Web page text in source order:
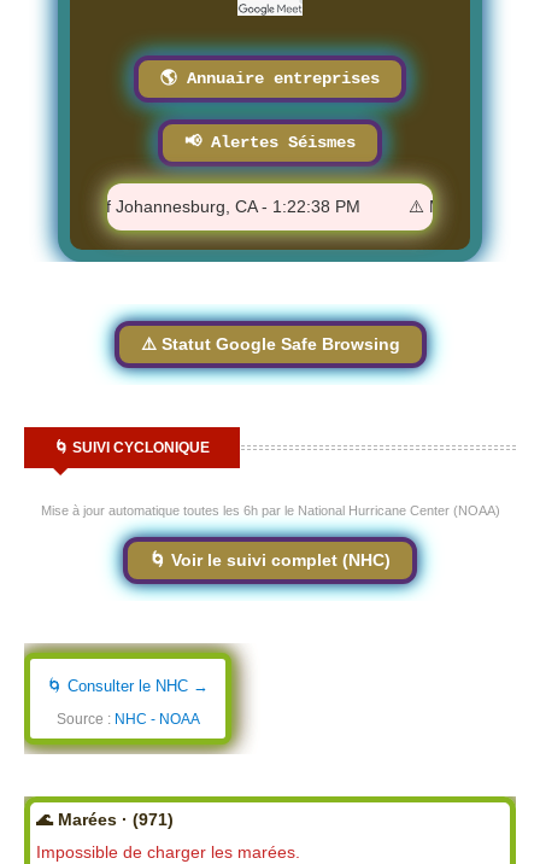
🌎 Annuaire entreprises
📢 Alertes Séismes
WSW of Johannesburg, CA - 1:22:38 PM ⚠️ M 1.31 - 14 km
⚠️ Statut Google Safe Browsing
🌀 SUIVI CYCLONIQUE
Mise à jour automatique toutes les 6h par le National Hurricane Center (NOAA)
🌀 Voir le suivi complet (NHC)
🌀 Consulter le NHC →
Source : NHC - NOAA
🌊 Marées · (971)
Impossible de charger les marées.